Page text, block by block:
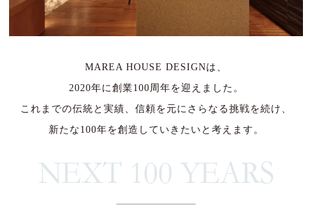
MAREA HOUSE DESIGNは、
2020年に創業100周年を迎えました。
これまでの伝統と実績、 信頼を元にさらなる挑戦を続け、
新たな100年を創造していきたいと考えます。